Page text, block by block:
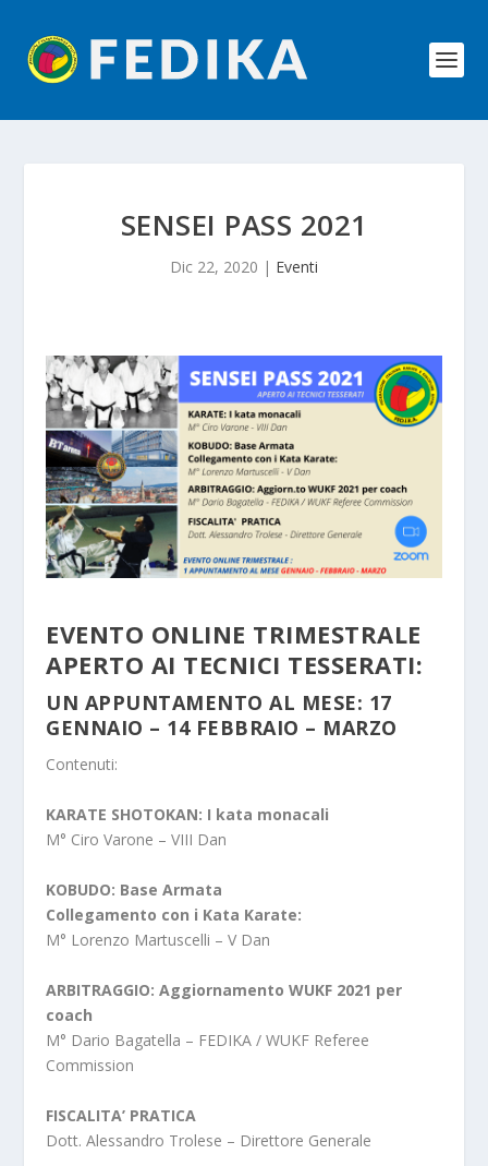
SENSEI PASS 2021
Dic 22, 2020 | Eventi
EVENTO ONLINE TRIMESTRALE
APERTO AI TECNICI TESSERATI:
UN APPUNTAMENTO AL MESE: 17
GENNAIO – 14 FEBBRAIO – MARZO
Contenuti:
KARATE SHOTOKAN: I kata monacali
M° Ciro Varone – VIII Dan
KOBUDO: Base Armata
Collegamento con i Kata Karate:
M° Lorenzo Martuscelli – V Dan
ARBITRAGGIO: Aggiornamento WUKF 2021 per
coach
M° Dario Bagatella – FEDIKA / WUKF Referee
Commission
FISCALITA’ PRATICA
Dott. Alessandro Trolese – Direttore Generale